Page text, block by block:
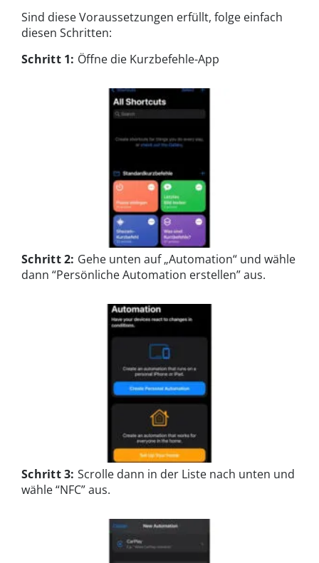
Sind diese Voraussetzungen erfüllt, folge einfach
diesen Schritten:
Schritt 1: Öffne die Kurzbefehle-App
Schritt 2: Gehe unten auf „Automation“ und wähle
dann “Persönliche Automation erstellen” aus.
Schritt 3: Scrolle dann in der Liste nach unten und
wähle “NFC” aus.